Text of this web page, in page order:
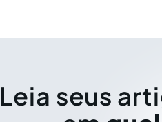
Leia seus